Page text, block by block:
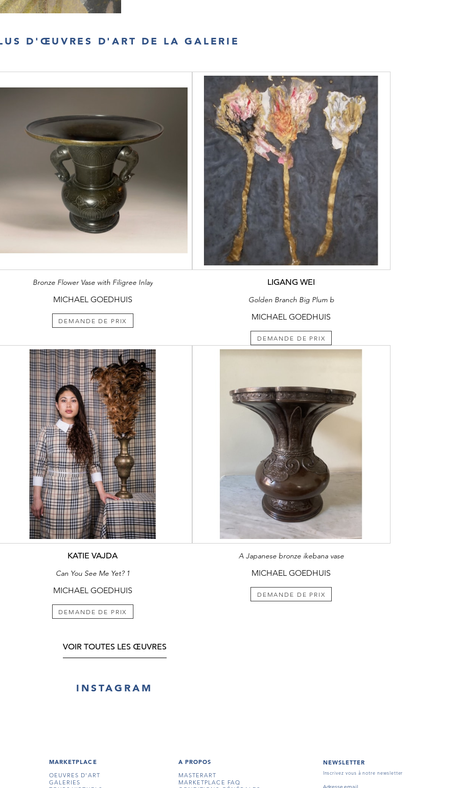
D'ŒUVRES D'ART DE LA GALERIE
Bronze Flower Vase with Filigree Inlay
MICHAEL GOEDHUIS
DEMANDE DE PRIX
LIGANG WEI
Golden Branch Big Plum b
MICHAEL GOEDHUIS
DEMANDE DE PRIX
KATIE VAJDA
Can You See Me Yet? 1
MICHAEL GOEDHUIS
DEMANDE DE PRIX
A Japanese bronze ikebana vase
MICHAEL GOEDHUIS
DEMANDE DE PRIX
VOIR TOUTES LES ŒUVRES
INSTAGRAM
MARKETPLACE
OEUVRES D'ART
GALERIES
A PROPOS
MASTERART
MARKETPLACE FAQ
NEWSLETTER
Inscrivez vous à notre newsletter